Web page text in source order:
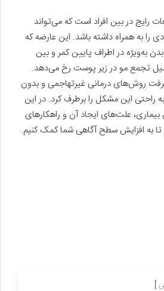
رایج در بین افراد است که می‌تواند
را به همراه داشته باشد. این عارضه که
به‌ویژه در اطراف پایین کمر و بین
تجمع مو در زیر پوست رخ می‌دهد.
روش‌های درمانی غیرتهاجمی و بدون
راحتی این مشکل را برطرف کرد. در این
بیماری، علت‌های ایجاد آن و راهکارهای
تا به افزایش سطح آگاهی شما کمک کنیم.